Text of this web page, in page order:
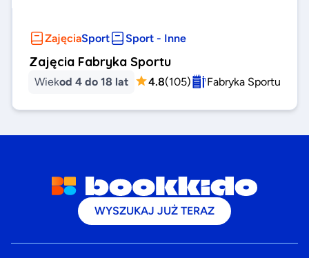
ZajęciaSport Sport - Inne
Zajęcia Fabryka Sportu
Wiekod 4 do 18 lat 4.8(105) Fabryka Sportu
WYSZUKAJ JUŻ TERAZ